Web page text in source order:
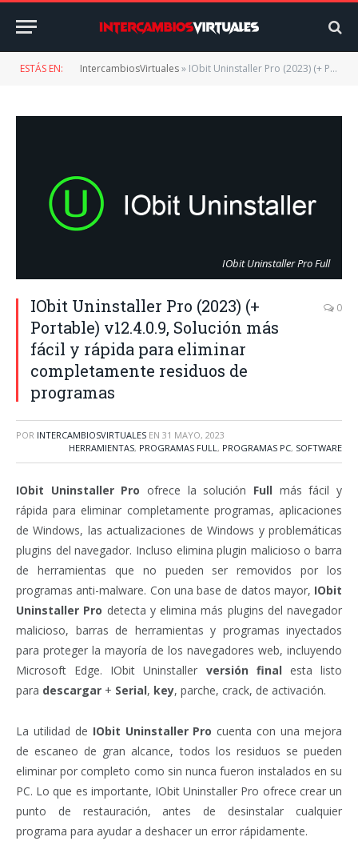
ESTÁS EN: IntercambiosVirtuales» IObit Uninstaller Pro (2023) (+ Portable) v12.4.0.9, Solución más fácil y rápida para eliminar completamente residuos de programas
IObit Uninstaller Pro Full
IObit Uninstaller Pro (2023) (+
Portable) v12.4.0.9, Solución más
fácil y rápida para eliminar
completamente residuos de
programas
0
POR INTERCAMBIOSVIRTUALES EN 31 MAYO, 2023
HERRAMIENTAS, PROGRAMAS FULL, PROGRAMAS PC, SOFTWARE
IObit Uninstaller Pro ofrece la solución Full más fácil y
rápida para eliminar completamente programas, aplicaciones
de Windows, las actualizaciones de Windows y problemáticas
plugins del navegador. Incluso elimina plugin malicioso o barra
de herramientas que no pueden ser removidos por los
programas anti-malware. Con una base de datos mayor, IObit
Uninstaller Pro detecta y elimina más plugins del navegador
malicioso, barras de herramientas y programas inyectados
para proteger la mayoría de los navegadores web, incluyendo
Microsoft Edge. IObit Uninstaller versión final esta listo
para descargar + Serial, key, parche, crack, de activación.
La utilidad de IObit Uninstaller Pro cuenta con una mejora
de escaneo de gran alcance, todos los residuos se pueden
eliminar por completo como sin nunca fueron instalados en su
PC. Lo que es importante, IObit Uninstaller Pro ofrece crear un
punto de restauración, antes de desinstalar cualquier
programa para ayudar a deshacer un error rápidamente.